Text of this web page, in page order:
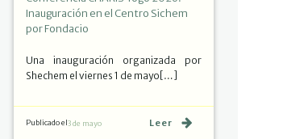
Inauguración en el Centro Sichem
por Fondacio
Una inauguración organizada por
Shechem el viernes 1 de mayo[…]
Publicado el3 de mayo Leer